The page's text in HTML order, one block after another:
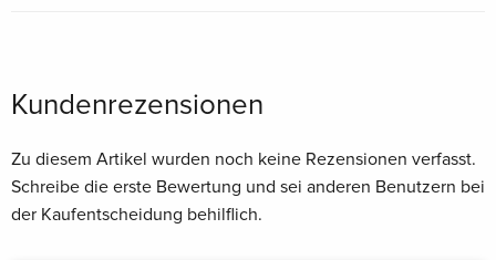
Kundenrezensionen
Zu diesem Artikel wurden noch keine Rezensionen verfasst.
Schreibe die erste Bewertung und sei anderen Benutzern bei
der Kaufentscheidung behilflich.